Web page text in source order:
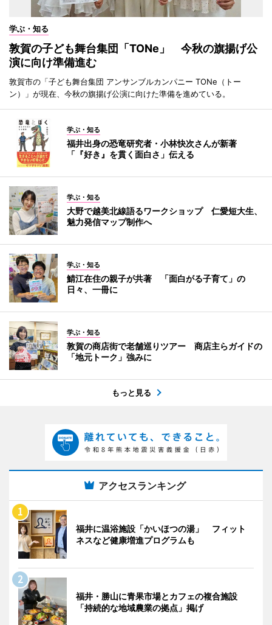
学ぶ・知る
敦賀の子ども舞台集団「TONe」 今秋の旗揚げ公
演に向け準備進む
敦賀市の「子ども舞台集団 アンサンブルカンパニー TONe（トー
ン）」が現在、今秋の旗揚げ公演に向けた準備を進めている。
学ぶ・知る
福井出身の恐竜研究者・小林快次さんが新著
「『好き』を貫く面白さ」伝える
学ぶ・知る
大野で越美北線語るワークショップ 仁愛短大生、
魅力発信マップ制作へ
学ぶ・知る
鯖江在住の親子が共著 「面白がる子育て」の
日々、一冊に
学ぶ・知る
敦賀の商店街で老舗巡りツアー 商店主らガイドの
「地元トーク」強みに
もっと見る
アクセスランキング
福井に温浴施設「かいほつの湯」 フィット
ネスなど健康増進プログラムも
福井・勝山に青果市場とカフェの複合施設
「持続的な地域農業の拠点」掲げ